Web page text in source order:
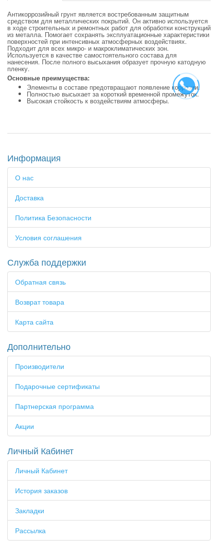
Антикоррозийный грунт является востребованным защитным
средством для металлических покрытий. Он активно используется
в ходе строительных и ремонтных работ для обработки конструкций
из металла. Помогает сохранять эксплуатационные характеристики
поверхностей при интенсивных атмосферных воздействиях.
Подходит для всех микро- и макроклиматических зон.
Используется в качестве самостоятельного состава для
нанесения. После полного высыхания образует прочную катодную
пленку.
Основные преимущества:
Элементы в составе предотвращают появление коррозии.
Полностью высыхает за короткий временной промежуток.
Высокая стойкость к воздействиям атмосферы.
Информация
О нас
Доставка
Политика Безопасности
Условия соглашения
Служба поддержки
Обратная связь
Возврат товара
Карта сайта
Дополнительно
Производители
Подарочные сертификаты
Партнерская программа
Акции
Личный Кабинет
Личный Кабинет
История заказов
Закладки
Рассылка